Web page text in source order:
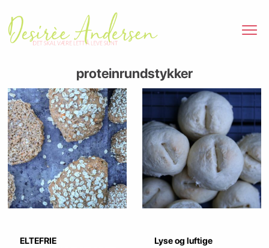
proteinrundstykker
ELTEFRIE
Lyse og luftige